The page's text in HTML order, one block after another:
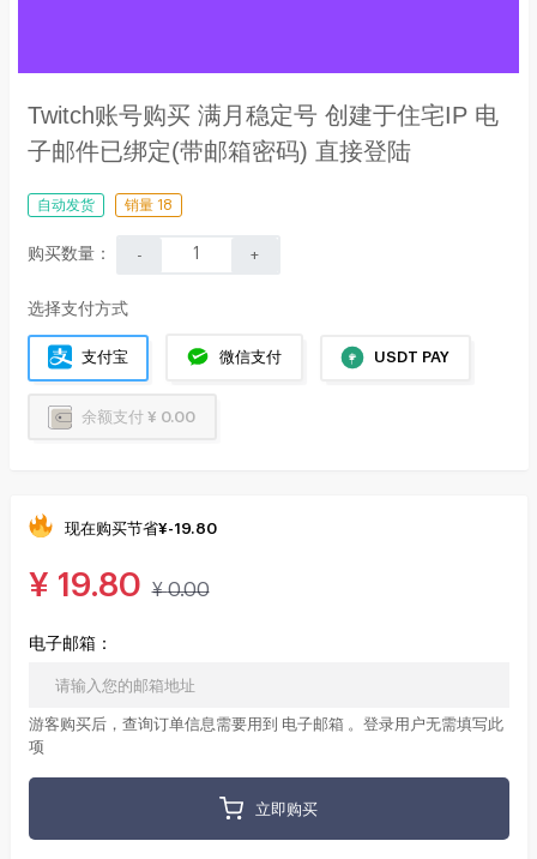
Twitch账号购买 满月稳定号 创建于住宅IP 电
子邮件已绑定(带邮箱密码) 直接登陆
自动发货 销量 18
购买数量： - +
选择支付方式
支付宝 微信支付 USDT PAY
余额支付 ¥ 0.00
现在购买节省¥-19.80
¥ 19.80 ¥0.00
电子邮箱：
游客购买后，查询订单信息需要用到 电子邮箱 。登录用户无需填写此
项
立即购买